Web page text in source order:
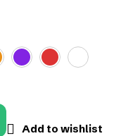
Add to wishlist